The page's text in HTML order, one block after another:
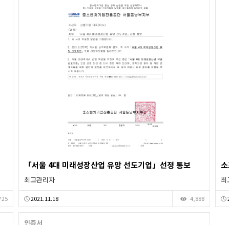
「서울 4대 미래성장산업 유망 선도기업」선정 통보
최고관리자
2021.11.18 4,888
최
인증서